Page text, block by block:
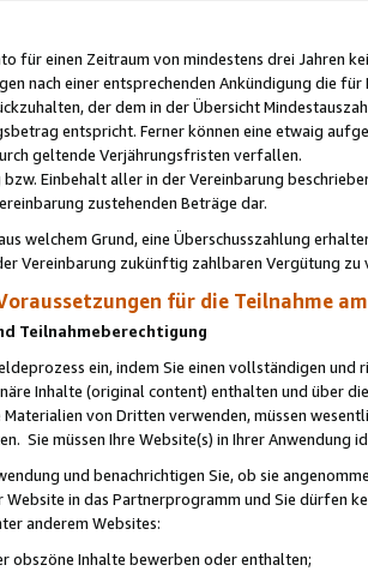
für einen Zeitraum von mindestens drei Jahren
nach einer entsprechenden Ankündigung die
der dem in der Übersicht
entspricht. Ferner können eine etwaig
geltende Verjährungsfristen verfallen.
bzw. Einbehalt aller in der Vereinbarung
zustehenden Beträge dar.
welchem Grund, eine Überschusszahlung
Vereinbarung zukünftig zahlbaren Vergütung zu
für die Teilnahme
Teilnahmeberechtigung
ein, indem Sie einen vollständigen
Inhalte (original content) enthalten und über
von Dritten verwenden, müssen
Sie müssen Ihre Website(s) in Ihrer Anwendung
und benachrichtigen Sie, ob sie
Website in das Partnerprogramm und Sie dürfen
anderem Websites:
obszöne Inhalte bewerben oder enthalten;